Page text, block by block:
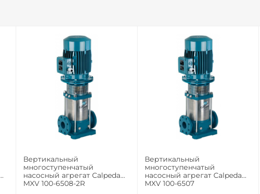
Вертикальный
многоступенчатый
насосный агрегат Calpeda
MXV 100-6508-2R
Вертикальный
многоступенчатый
насосный агрегат Calpeda
MXV 100-6507